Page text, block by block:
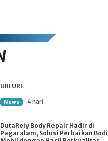
URI URI
News 4 hari
DutaReiy Body Repair Hadir di
Pagaralam, Solusi Perbaikan Bodi